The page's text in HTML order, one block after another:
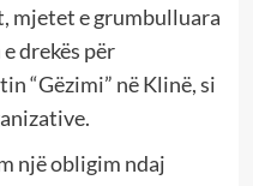
mjetet e grumbulluara
drekës për
“Gëzimi” në Klinë, si
një obligim ndaj